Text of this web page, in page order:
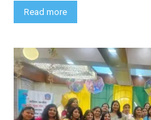
Read more